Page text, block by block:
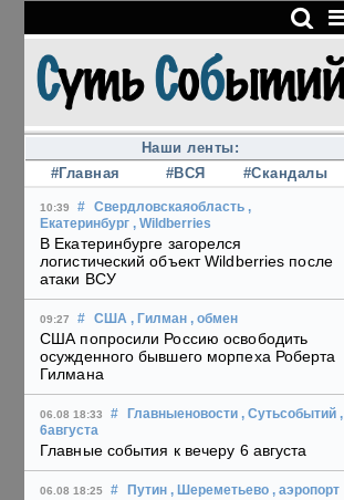
Наши ленты:
#Главная
#ВСЯ #Скандалы
10:39 # Свердловскаяобласть ,
Екатеринбург , Wildberries
В Екатеринбурге загорелся
логистический объект Wildberries после
атаки ВСУ
09:27 # США , Гилман , обмен
США попросили Россию освободить
осужденного бывшего морпеха Роберта
Гилмана
06.08 18:33 # Главныеновости , Сутьсобытий ,
6августа
Главные события к вечеру 6 августа
06.08 18:25 # Путин , Шереметьево , аэропорт